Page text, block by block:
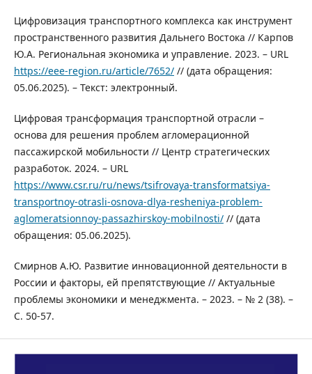
Цифровизация транспортного комплекса как инструмент
пространственного развития Дальнего Востока // Карпов
Ю.А. Региональная экономика и управление. 2023. – URL
https://eee-region.ru/article/7652/// (дата обращения:
05.06.2025). – Текст: электронный.
Цифровая трансформация транспортной отрасли –
основа для решения проблем агломерационной
пассажирской мобильности // Центр стратегических
разработок. 2024. – URL
https://www.csr.ru/ru/news/tsifrovaya-transformatsiya-
transportnoy-otrasli-osnova-dlya-resheniya-problem-
aglomeratsionnoy-passazhirskoy-mobilnosti/// (дата
обращения: 05.06.2025).
Смирнов А.Ю. Развитие инновационной деятельности в
России и факторы, ей препятствующие // Актуальные
проблемы экономики и менеджмента. – 2023. – № 2 (38). –
С. 50-57.